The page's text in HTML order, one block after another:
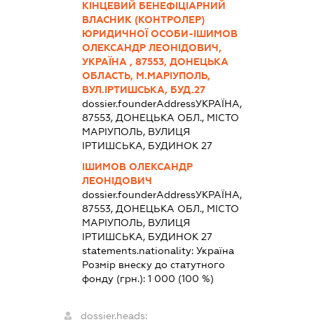
КІНЦЕВИЙ БЕНЕФІЦІАРНИЙ
ВЛАСНИК (КОНТРОЛЕР)
ЮРИДИЧНОЇ ОСОБИ-ІШИМОВ
ОЛЕКСАНДР ЛЕОНІДОВИЧ,
УКРАЇНА , 87553, ДОНЕЦЬКА
ОБЛАСТЬ, М.МАРІУПОЛЬ,
ВУЛ.ІРТИШСЬКА, БУД.27
dossier.founderAddressУКРАЇНА,
87553, ДОНЕЦЬКА ОБЛ., МІСТО
МАРІУПОЛЬ, ВУЛИЦЯ
ІРТИШСЬКА, БУДИНОК 27
ІШИМОВ ОЛЕКСАНДР
ЛЕОНІДОВИЧ
dossier.founderAddressУКРАЇНА,
87553, ДОНЕЦЬКА ОБЛ., МІСТО
МАРІУПОЛЬ, ВУЛИЦЯ
ІРТИШСЬКА, БУДИНОК 27
statements.nationality: Україна
Розмір внеску до статутного
фонду (грн.): 1 000 (100 %)
dossier.heads: